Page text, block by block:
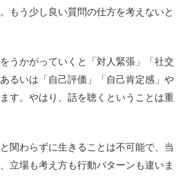
もう少し良い質問の仕方を考えないと
うかがっていくと「対人緊張」「社交
るいは「自己評価」「自己肯定感」や
す。やはり、話を聴くということは重
関わらずに生きることは不可能で、当
立場も考え方も行動パターンも違いま